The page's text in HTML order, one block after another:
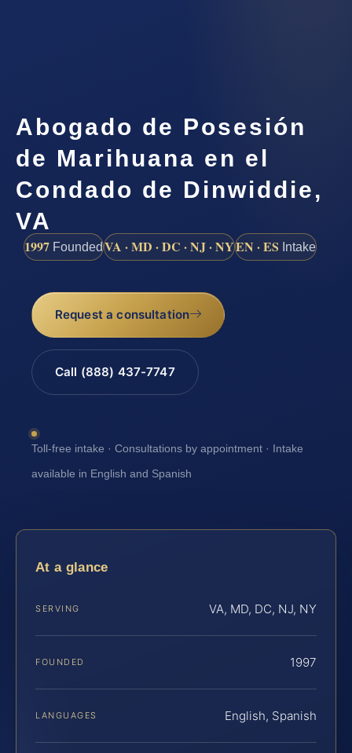
Abogado de Posesión
de Marihuana en el
Condado de Dinwiddie,
VA
1997 FoundedVA · MD · DC · NJ · NYEN · ES Intake
Request a consultation
Call (888) 437-7747
Toll-free intake · Consultations by appointment · Intake
available in English and Spanish
At a glance
SERVING VA, MD, DC, NJ, NY
FOUNDED 1997
LANGUAGES English, Spanish